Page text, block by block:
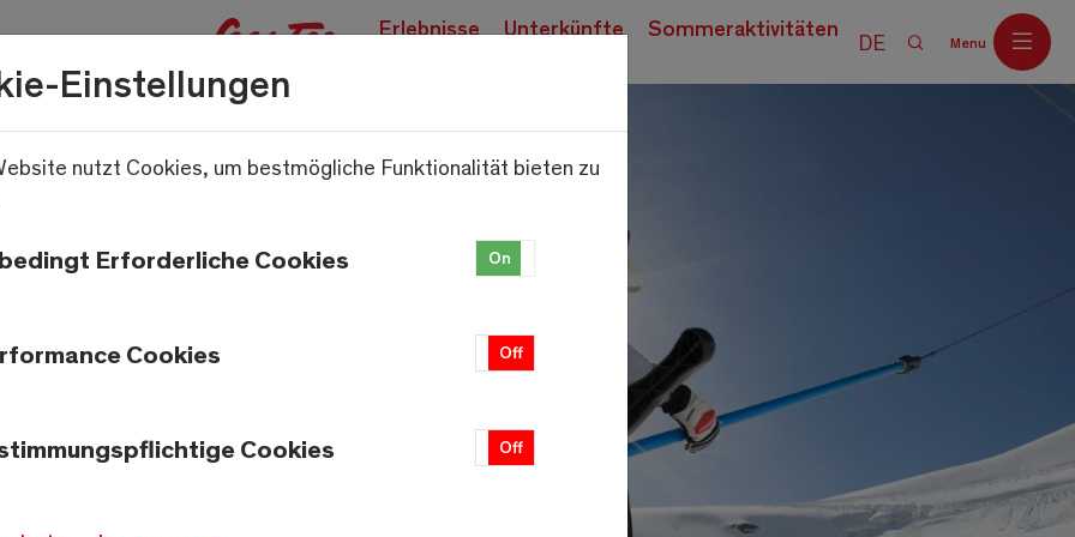
Erlebnisse
Unterkünfte Sommeraktivitäten DE Menu
Einstellungen
nutzt Cookies, um bestmögliche Funktionalität bieten zu
Erforderliche Cookies On
Cookies Off
Cookies Off